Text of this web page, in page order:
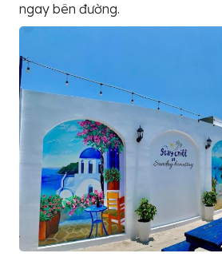
ngay bên đường.